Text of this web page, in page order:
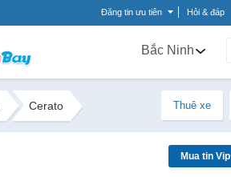
Đăng tin ưu tiên Hỏi & đáp
Bắc Ninh
Cerato Thuê xe
Mua tin Vip